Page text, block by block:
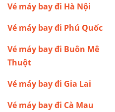
Vé máy bay đi Hà Nội
Vé máy bay đi Phú Quốc
Vé máy bay đi Buôn Mê
Thuột
Vé máy bay đi Gia Lai
Vé máy bay đi Cà Mau